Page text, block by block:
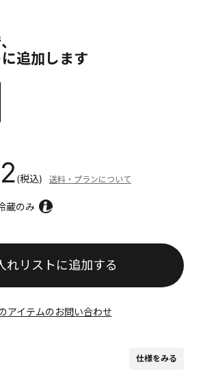
追加します
(税込) 送料・プランについて
蔵のみ
れリストに追加する
アイテムのお問い合わせ
仕様をみる